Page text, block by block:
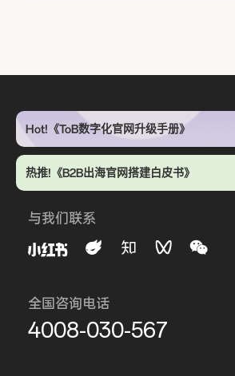
Hot!《ToB数字化官网升级手册》
热推!《B2B出海官网搭建白皮书》
与我们联系
全国咨询电话
4008-030-567